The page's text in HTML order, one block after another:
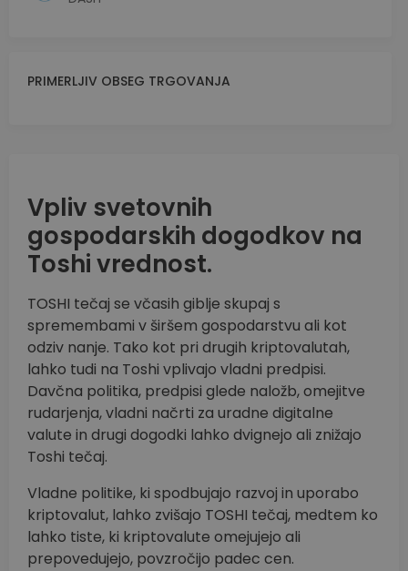
PRIMERLJIV OBSEG TRGOVANJA
Vpliv svetovnih
gospodarskih dogodkov na
Toshi vrednost.
TOSHI tečaj se včasih giblje skupaj s
spremembami v širšem gospodarstvu ali kot
odziv nanje. Tako kot pri drugih kriptovalutah,
lahko tudi na Toshi vplivajo vladni predpisi.
Davčna politika, predpisi glede naložb, omejitve
rudarjenja, vladni načrti za uradne digitalne
valute in drugi dogodki lahko dvignejo ali znižajo
Toshi tečaj.
Vladne politike, ki spodbujajo razvoj in uporabo
kriptovalut, lahko zvišajo TOSHI tečaj, medtem ko
lahko tiste, ki kriptovalute omejujejo ali
prepovedujejo, povzročijo padec cen.